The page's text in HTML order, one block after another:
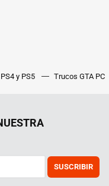
y PS5 Trucos GTA PC
SUSCRIBIR